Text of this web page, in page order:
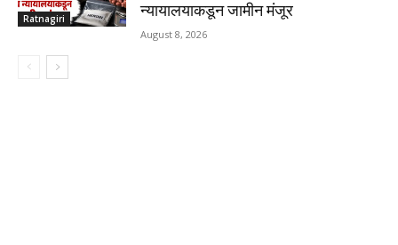
Ratnagiri
न्यायालयाकडून जामीन मंजूर
August 8, 2026